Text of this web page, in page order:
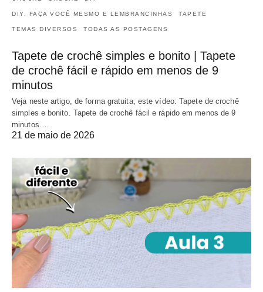
DIY, FAÇA VOCÊ MESMO E LEMBRANCINHAS TAPETE
TEMAS DIVERSOS TODAS AS POSTAGENS
Tapete de crochê simples e bonito | Tapete
de crochê fácil e rápido em menos de 9
minutos
Veja neste artigo, de forma gratuita, este vídeo: Tapete de crochê
simples e bonito. Tapete de crochê fácil e rápido em menos de 9
minutos.…
21 de maio de 2026